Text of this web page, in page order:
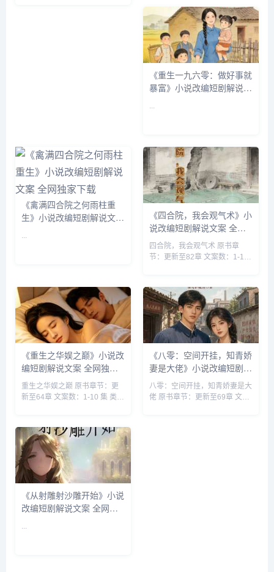
《重生一九六零：做好事就
暴富》小说改编短剧解说文
...
《禽满四合院之何雨柱重
生》小说改编短剧解说文案
...
《四合院，我会观气术》小
说改编短剧解说文案 全网
独家下载
四合院，我会观气术 原书章
节：更新至82章 文案数：1-10
《重生之华娱之巅》小说改
编短剧解说文案 全网独家
下载
重生之华娱之巅 原书章节：更
新至64章 文案数：1-10 集 类
《八零：空间开挂，知青娇
妻是大佬》小说改编短剧解
说文案 全网独家下载
八零：空间开挂，知青娇妻是大
佬 原书章节：更新至69章 文案
《从射雕射沙雕开始》小说
改编短剧解说文案 全网独
...